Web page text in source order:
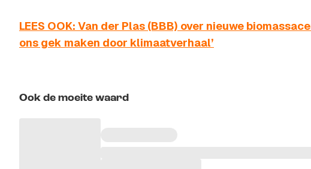
LEES OOK: Van der Plas (BBB) over nieuwe
ons gek maken door klimaatverhaal’
Ook de moeite waard